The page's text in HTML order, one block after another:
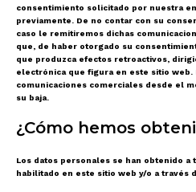
consentimiento solicitado por nuestra
previamente. De no contar con su
caso le remitiremos dichas
que, de haber otorgado su
que produzca efectos retroactivos,
electrónica que figura en este sitio web.
comunicaciones comerciales desde el
su baja.
¿Cómo hemos
Los datos personales se han obtenido
habilitado en este sitio web y/o a través